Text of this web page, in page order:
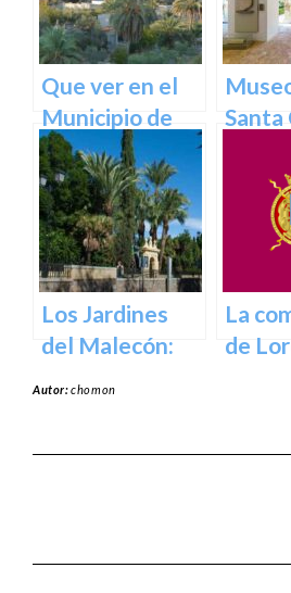
y cultural
Que ver en el
Municipio de
Abanilla en
Murcia en
Murcia
Santa
Los Jardines
del Malecón:
La
de
Autor:chomon